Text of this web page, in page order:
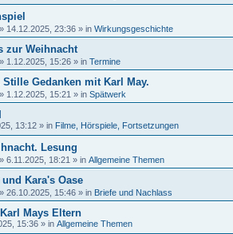
» 14.12.2025, 23:36 » in Wirkungsgeschichte
zur Weihnacht
» 1.12.2025, 15:26 » in Termine
Gedanken mit Karl May.
» 1.12.2025, 15:21 » in Spätwerk
13:12 » in Filme, Hörspiele, Fortsetzungen
Lesung
» 6.11.2025, 18:21 » in Allgemeine Themen
Kara's Oase
» 26.10.2025, 15:46 » in Briefe und Nachlass
Mays Eltern
15:36 » in Allgemeine Themen